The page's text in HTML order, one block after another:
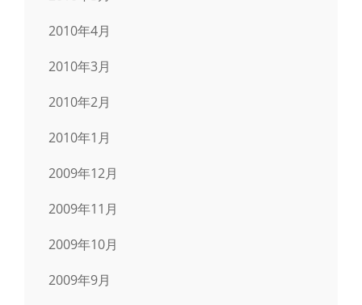
2010年4月
2010年3月
2010年2月
2010年1月
2009年12月
2009年11月
2009年10月
2009年9月